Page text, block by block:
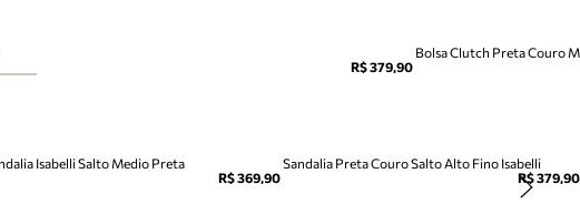
R$ 379,90
Bolsa Clutch Preta Couro
Isabelli Salto Medio Preta
R$ 369,90
Sandalia Preta Couro Salto Alto Fino Isabelli
R$ 379,90